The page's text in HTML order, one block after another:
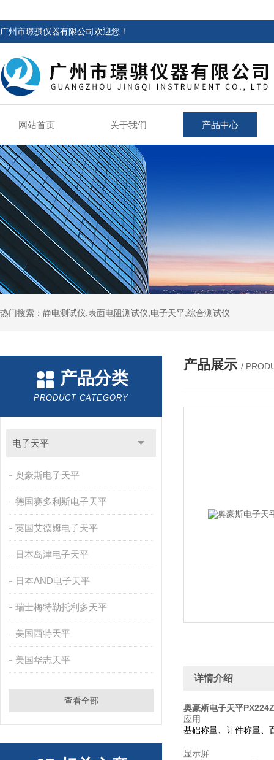
广州市璟骐仪器有限公司欢迎您！
网站首页 关于我们 产品中心
热门搜索：静电测试仪,表面电阻测试仪,电子天平,综合测试仪
产品分类
PRODUCT CATEGORY
电子天平
奥豪斯电子天平
德国赛多利斯电子天平
英国艾德姆电子天平
日本岛津电子天平
日本AND电子天平
瑞士梅特勒托利多天平
美国西特天平
美国华志天平
查看全部
产品展示 /
详情介绍
奥豪斯电子天平
应用
基础称量、计件称量、
显示屏